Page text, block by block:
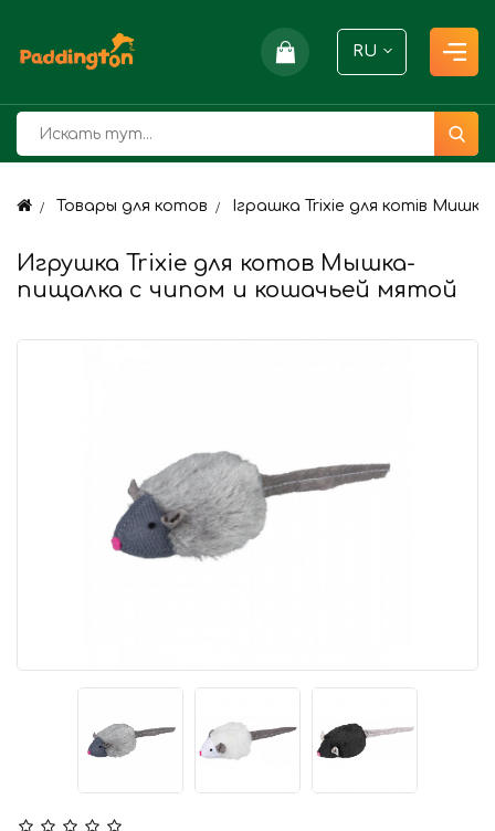
RU
Товары для котов Іграшка Trixie для котів
Игрушка Trixie для котов Мышка-
пищалка с чипом и кошачьей мятой